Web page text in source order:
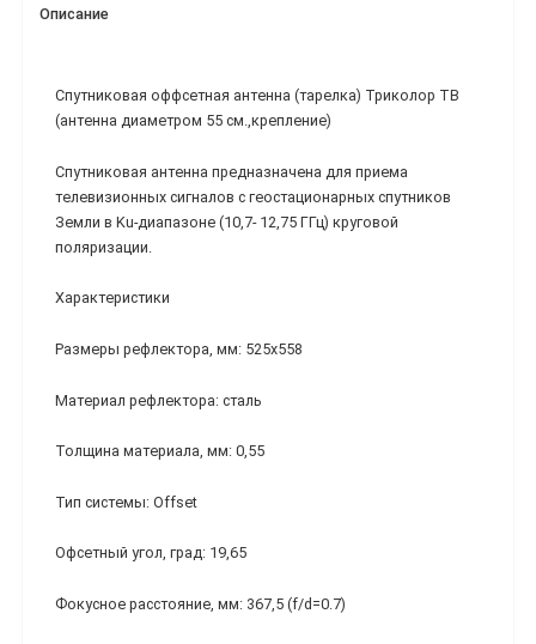
Описание
Спутниковая оффсетная антенна (тарелка) Триколор ТВ
(антенна диаметром 55 см.,крепление)
Спутниковая антенна предназначена для приема
телевизионных сигналов с геостационарных спутников
Земли в Ku-диапазоне (10,7- 12,75 ГГц) круговой
поляризации.
Характеристики
Размеры рефлектора, мм: 525х558
Материал рефлектора: сталь
Толщина материала, мм: 0,55
Тип системы: Offset
Офсетный угол, град: 19,65
Фокусное расстояние, мм: 367,5 (f/d=0.7)